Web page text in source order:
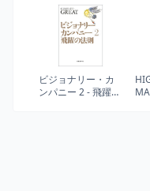
ビジョナリー・カ
ンパニー 2 - 飛躍の